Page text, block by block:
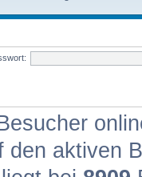
den aktiven